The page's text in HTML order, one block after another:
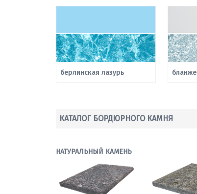
берлинская лазурь бланже
КАТАЛОГ БОРДЮРНОГО КАМНЯ
НАТУРАЛЬНЫЙ КАМЕНЬ